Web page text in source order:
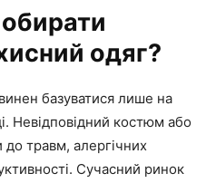
одяг?
базуватися лише на
Невідповідний костюм або
травм, алергічних
Сучасний ринок